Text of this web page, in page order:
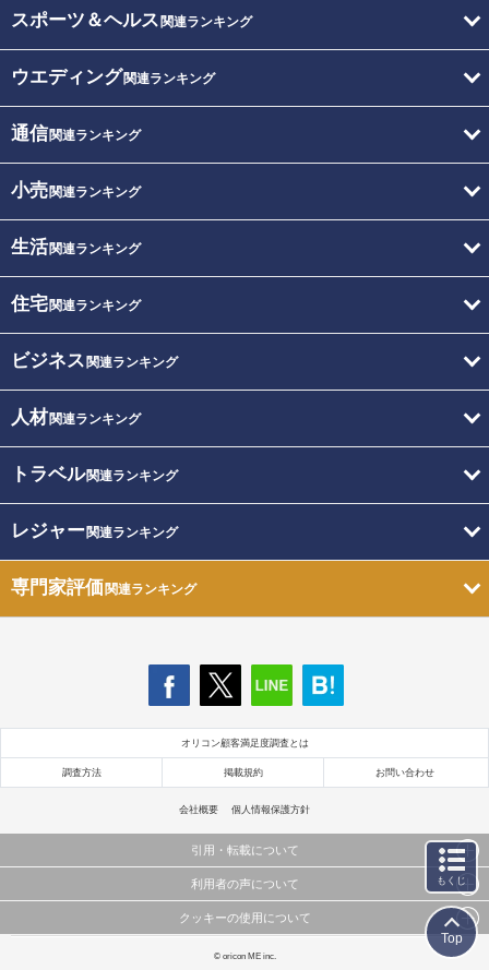
スポーツ＆ヘルス 関連ランキング
ウエディング関連ランキング
通信関連ランキング
小売関連ランキング
生活関連ランキング
住宅関連ランキング
ビジネス 関連ランキング
人材関連ランキング
トラベル関連ランキング
レジャー関連ランキング
専門家評価関連ランキング
オリコン顧客満足度調査とは
調査方法 掲載規約 お問い合わせ
会社概要 個人情報保護方針
引用・転載について
当サイトで公開されている情報（文字、写真、イラスト、画像データ等）及びこれらの配置・
これらの情報を権利者の許可なく無断転載・複製などの二次利用を行うことは固く禁じており
利用者の声について
当サイトに掲載している内容はすべてサービスの利用者が提出された見解・感想です。
弊社の見解・ 意見ではないことをご理解いただいた上でご覧ください。
クッキーの使用について
このサイトでは Cookie を使用して、ユーザーに合わせたコンテンツや広告の表示、ソーシャル
© oricon ME inc.
もくじ
Top